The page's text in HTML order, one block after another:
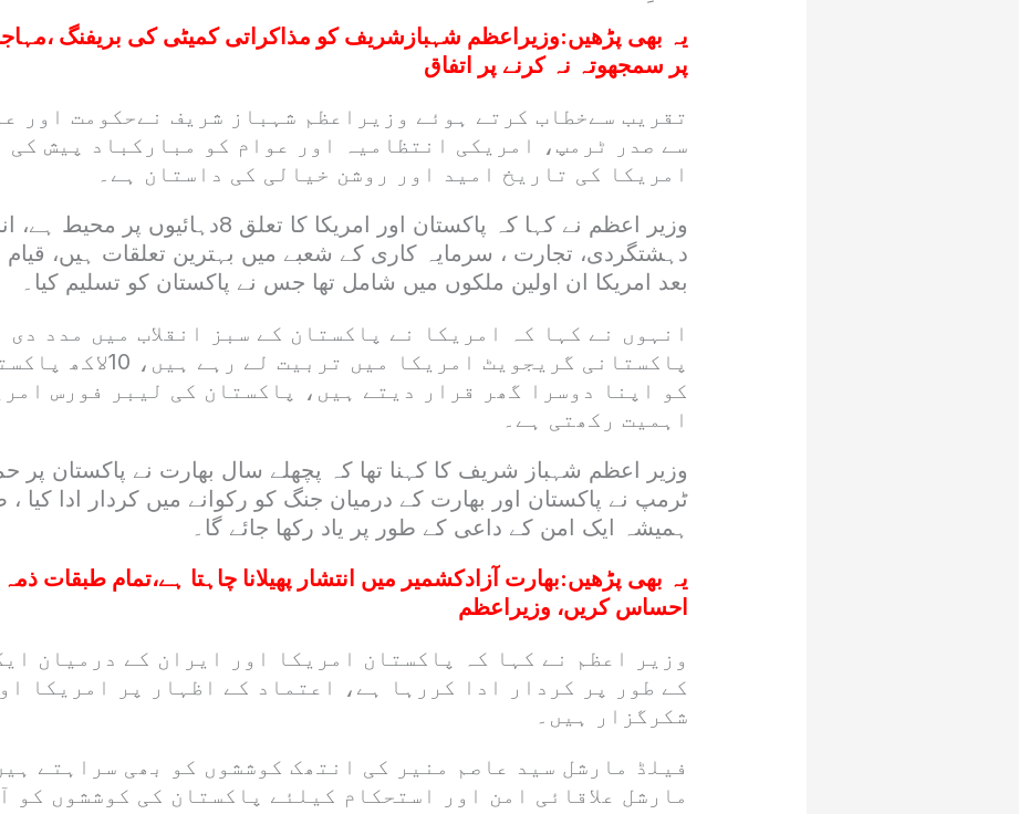
یہ بھی پڑھیں:وزیراعظم شہبازشریف کو مذاکراتی کمیٹی کی بریفنگ
پر سمجھوتہ نہ کرنے پر اتفاق
تقریب سےخطاب کرتے ہوئے وزیراعظم شہباز شریف نےحکومت اور
سے صدر ٹرمپ، امریکی انتظامیہ اور عوام کو مبارکباد پیش کی
امریکا کی تاریخ امید اور روشن خیالی کی داستان ہے۔
وزیر اعظم نے کہا کہ پاکستان اور امریکا کا تعلق 8دہائیوں پر
دہشتگردی، تجارت ، سرمایہ کاری کے شعبے میں بہترین تعلقات ہیں، قیام
بعد امریکا ان اولین ملکوں میں شامل تھا جس نے پاکستان کو تسلیم کیا۔
انہوں نے کہا کہ امریکا نے پاکستان کے سبز انقلاب میں مدد دی
پاکستانی گریجویٹ امریکا میں
کو اپنا دوسرا گھر قرار دیتے ہیں، پاکستان کی لیبر فورس
اہمیت رکھتی ہے۔
وزیر اعظم شہباز شریف کا کہنا تھا کہ پچھلے سال بھارت نے پاکستان پر
ٹرمپ نے پاکستان اور بھارت کے درمیان جنگ کو رکوانے میں کردار ادا کیا
ہمیشہ ایک امن کے داعی کے طور پر یاد رکھا جائے گا۔
یہ بھی پڑھیں:بھارت آزادکشمیر میں انتشار پھیلانا چاہتا ہے،تمام طبقات
احساس کریں، وزیراعظم
وزیر اعظم نے کہا کہ پاکستان امریکا اور ایران کے درمیان
کے طور پر کردار ادا کررہا ہے، اعتماد کے اظہار پر امریکا
شکرگزار ہیں۔
فیلڈ مارشل سید عاصم منیر کی انتھک کوششوں کو بھی سراہتے
مارشل علاقائی امن اور استحکام کیلئے پاکستان کی کوششوں کو